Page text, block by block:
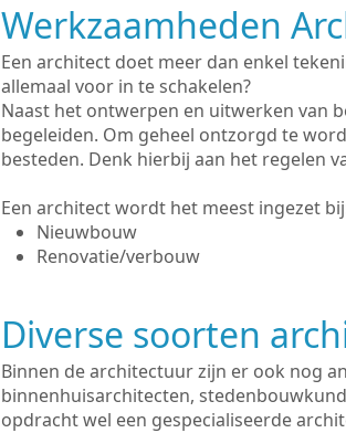
Werkzaamheden
Een architect doet meer dan enkel
allemaal voor in te schakelen?
Naast het ontwerpen en uitwerken van
begeleiden. Om geheel ontzorgd te
besteden. Denk hierbij aan het regelen
Een architect wordt het meest ingezet
Nieuwbouw
Renovatie/verbouw
Diverse soorten
Binnen de architectuur zijn er ook nog
binnenhuisarchitecten,
opdracht wel een gespecialiseerde